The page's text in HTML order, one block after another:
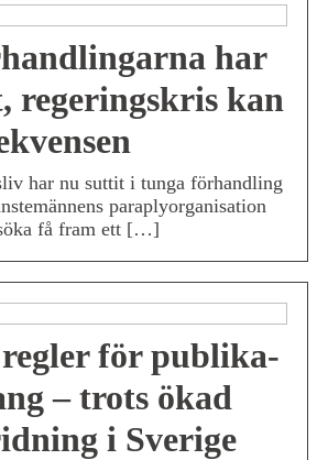
har
regeringskris kan
har nu suttit i tunga förhandling
paraplyorganisation
få fram ett […]
för publika-
– trots ökad
i Sverige